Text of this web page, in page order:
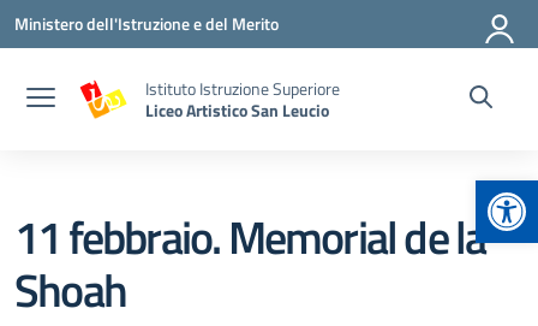
Vai ai contenuti
Vai al menu di navigazione
Vai al footer
Ministero dell'Istruzione e del Merito
Istituto Istruzione Superiore
Liceo Artistico San Leucio
11 febbraio. Memorial de la
Shoah